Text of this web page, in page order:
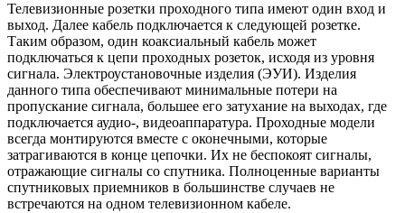
Телевизионные розетки проходного типа имеют один вход и
выход. Далее кабель подключается к следующей розетке.
Таким образом, один коаксиальный кабель может
подключаться к цепи проходных розеток, исходя из уровня
сигнала. Электроустановочные изделия (ЭУИ). Изделия
данного типа обеспечивают минимальные потери на
пропускание сигнала, большее его затухание на выходах, где
подключается аудио-, видеоаппаратура. Проходные модели
всегда монтируются вместе с оконечными, которые
затрагиваются в конце цепочки. Их не беспокоят сигналы,
отражающие сигналы со спутника. Полноценные варианты
спутниковых приемников в большинстве случаев не
встречаются на одном телевизионном кабеле.